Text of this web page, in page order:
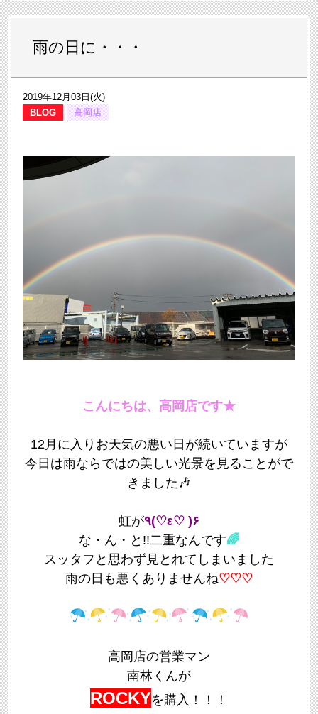
雨の日に・・・
2019年12月03日(火)
BLOG
高岡店
こんにちは、高岡店です★
12月に入りお天気の悪い日が続いていますが
今日は雨ならではの美しい光景を見ることがで
きました🎶
虹が ٩(♡ε♡ )۶
な・ん・と!!二重なんです🌈
スッタフと思わず見とれてしまいました
雨の日も悪くありませんね♡♡♡
高岡店の営業マン
南林くんが
ROCKYを購入！！！